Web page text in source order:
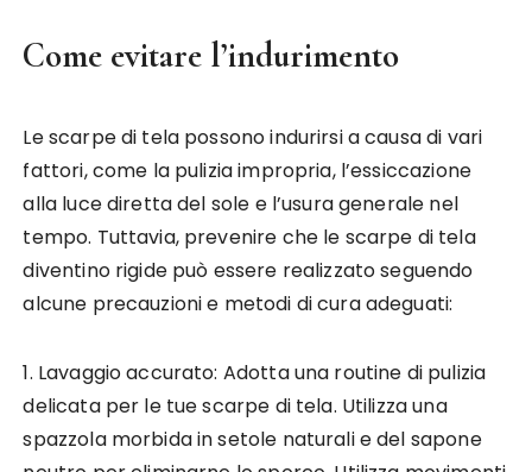
Come evitare l’indurimento
Le scarpe di tela possono indurirsi a causa di vari
fattori, come la pulizia impropria, l’essiccazione
alla luce diretta del sole e l’usura generale nel
tempo. Tuttavia, prevenire che le scarpe di tela
diventino rigide può essere realizzato seguendo
alcune precauzioni e metodi di cura adeguati:
1. Lavaggio accurato: Adotta una routine di pulizia
delicata per le tue scarpe di tela. Utilizza una
spazzola morbida in setole naturali e del sapone